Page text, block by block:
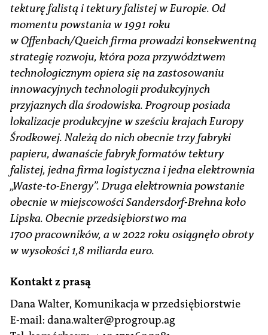
tekturę falistą i tektury falistej w Europie. Od
momentu powstania w 1991 roku
w Offenbach/Queich firma prowadzi konsekwentną
strategię rozwoju, która poza przywództwem
technologicznym opiera się na zastosowaniu
innowacyjnych technologii produkcyjnych
przyjaznych dla środowiska. Progroup posiada
lokalizacje produkcyjne w sześciu krajach Europy
Środkowej. Należą do nich obecnie trzy fabryki
papieru, dwanaście fabryk formatów tektury
falistej, jedna firma logistyczna i jedna elektrownia
„Waste-to-Energy”. Druga elektrownia powstanie
obecnie w miejscowości Sandersdorf-Brehna koło
Lipska. Obecnie przedsiębiorstwo ma
1700 pracowników, a w 2022 roku osiągnęło obroty
w wysokości 1,8 miliarda euro.
Kontakt z prasą
Dana Walter, Komunikacja w przedsiębiorstwie
E-mail: dana.walter@progroup.ag